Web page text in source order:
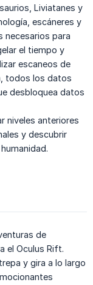
Liviatanes y
escáneres y
necesarios para
el tiempo y
escaneos de
todos los datos
desbloquea datos
niveles anteriores
y descubrir
de
el Oculus Rift.
y gira a lo largo